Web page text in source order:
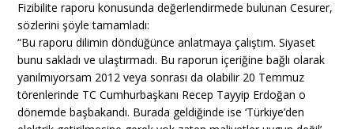
Fizibilite raporu konusunda değerlendirmede bulunan Cesurer,
sözlerini şöyle tamamladı:
“Bu raporu dilimin döndüğünce anlatmaya çalıştım. Siyaset
bunu sakladı ve ulaştırmadı. Bu raporun içeriğine bağlı olarak
yanılmıyorsam 2012 veya sonrası da olabilir 20 Temmuz
törenlerinde TC Cumhurbaşkanı Recep Tayyip Erdoğan o
dönemde başbakandı. Burada geldiğinde ise ‘Türkiye’den